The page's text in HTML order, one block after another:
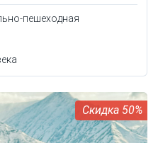
пешеходная
50%